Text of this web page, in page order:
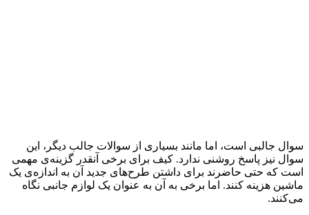
سوال جالبی است، اما مانند بسیاری از سوالات جالب دیگر، این
سوال نیز پاسخ روشنی ندارد. کیف برای برخی آنقدر گزینه‌ی مهمی
است که حتی حاضرند برای داشتن طرح‌های جدید آن به اندازه‌ی یک
ماشین هزینه کنند. اما برخی به آن به عنوان یک لوازم جانبی نگاه
می‌کنند.